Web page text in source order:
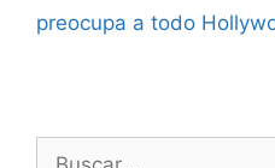
preocupa a todo